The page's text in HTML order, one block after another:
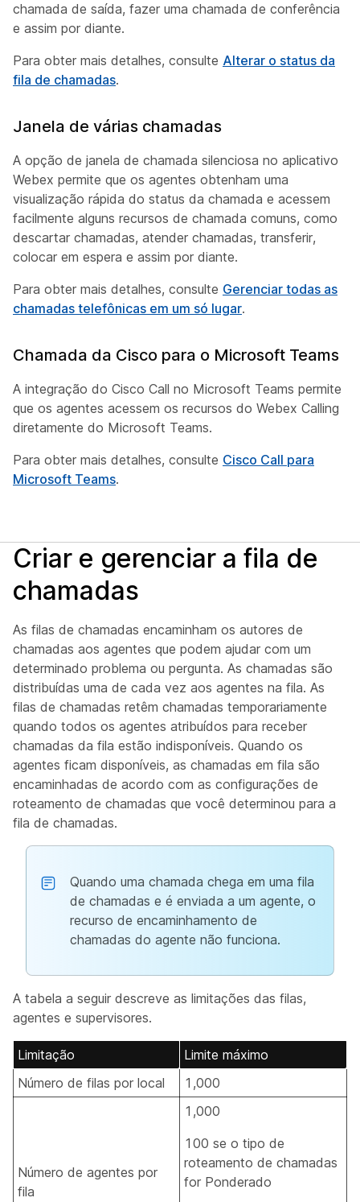
chamada de saída, fazer uma chamada de conferência
e assim por diante.
Para obter mais detalhes, consulte Alterar o status da
fila de chamadas.
Janela de várias chamadas
A opção de janela de chamada silenciosa no aplicativo
Webex permite que os agentes obtenham uma
visualização rápida do status da chamada e acessem
facilmente alguns recursos de chamada comuns, como
descartar chamadas, atender chamadas, transferir,
colocar em espera e assim por diante.
Para obter mais detalhes, consulte Gerenciar todas as
chamadas telefônicas em um só lugar.
Chamada da Cisco para o Microsoft Teams
A integração do Cisco Call no Microsoft Teams permite
que os agentes acessem os recursos do Webex Calling
diretamente do Microsoft Teams.
Para obter mais detalhes, consulte Cisco Call para
Microsoft Teams.
Criar e gerenciar a fila de
chamadas
As filas de chamadas encaminham os autores de
chamadas aos agentes que podem ajudar com um
determinado problema ou pergunta. As chamadas são
distribuídas uma de cada vez aos agentes na fila. As
filas de chamadas retêm chamadas temporariamente
quando todos os agentes atribuídos para receber
chamadas da fila estão indisponíveis. Quando os
agentes ficam disponíveis, as chamadas em fila são
encaminhadas de acordo com as configurações de
roteamento de chamadas que você determinou para a
fila de chamadas.
Quando uma chamada chega em uma fila
de chamadas e é enviada a um agente, o
recurso de encaminhamento de
chamadas do agente não funciona.
A tabela a seguir descreve as limitações das filas,
agentes e supervisores.
Limitação
Limite máximo
Número de filas por local
1,000
Número de agentes por
fila
1,000
100 se o tipo de
roteamento de chamadas
for Ponderado